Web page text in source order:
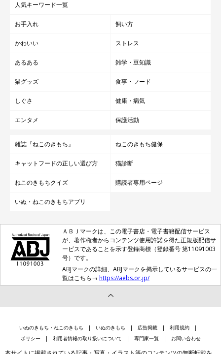
人気キーワード一覧
お手入れ 飼い方
かわいい ストレス
あるある 雑学・豆知識
猫グッズ 食事・フード
しぐさ 健康・病気
エンタメ 保護活動
雑誌『ねこのきもち』 ねこのきもち健保
キャットフードの正しい選び方 猫診断
ねこのきもちクイズ 購読者専用ページ
いぬ・ねこのきもちアプリ
ＡＢＪマークは、この電子書店・電子書籍配信サービス
が、著作権者からコンテンツ使用許諾を得た正規版配信サ
ービスであることを示す登録商標（登録番号 第11091003
号）です。
ABJマークの詳細、ABJマークを掲示しているサービスの一
覧はこちら→ https://aebs.or.jp/
いぬのきもち・ねこのきもち いぬのきもち 広告掲載
利用規約
ポリシー
利用者情報の取り扱いについて 専門家一覧 お問い合わせ